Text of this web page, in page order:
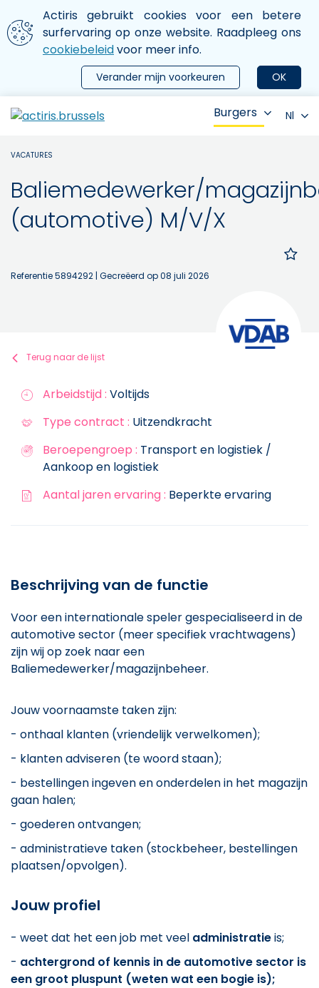
Aller au contenu principal
We gebruiken cookies
Actiris gebruikt cookies voor een betere
surfervaring op onze website. Raadpleeg ons
cookiebeleidvoor meer info.
OK
Verander mijn voorkeuren
le menu
Burgers Nl
VACATURES
Baliemedewerker/
(automotive) M/V/X
Referentie 5894292 | Gecreëerd op 08 juli 2026
Terug naar de lijst
Arbeidstijd : Voltijds
Type contract : Uitzendkracht
Beroepengroep : Transport en logistiek /
Aankoop en logistiek
Aantal jaren ervaring : Beperkte ervaring
Beschrijving van de functie
Voor een internationale speler gespecialiseerd in de
automotive sector (meer specifiek vrachtwagens)
zijn wij op zoek naar een
Baliemedewerker/magazijnbeheer.
Jouw voornaamste taken zijn:
- onthaal klanten (vriendelijk verwelkomen);
- klanten adviseren (te woord staan);
- bestellingen ingeven en onderdelen in het magazijn
gaan halen;
- goederen ontvangen;
- administratieve taken (stockbeheer, bestellingen
plaatsen/opvolgen).
Jouw profiel
- weet dat het een job met veel administratieis;
- achtergrond of kennis in de automotive sector is
een groot pluspunt (weten wat een bogie is);